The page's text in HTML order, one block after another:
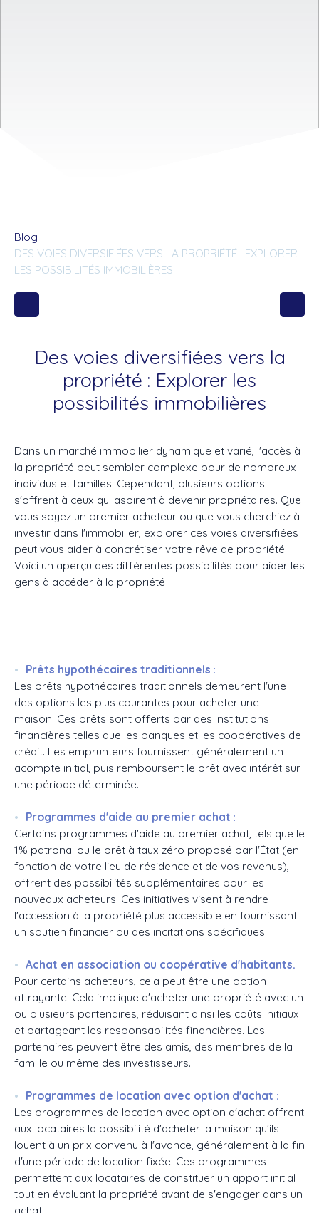
Blog
DES VOIES DIVERSIFIÉES VERS LA PROPRIÉTÉ : EXPLORER
LES POSSIBILITÉS IMMOBILIÈRES
Des voies diversifiées vers la
propriété : Explorer les
possibilités immobilières
Dans un marché immobilier dynamique et varié, l'accès à
la propriété peut sembler complexe pour de nombreux
individus et familles. Cependant, plusieurs options
s'offrent à ceux qui aspirent à devenir propriétaires. Que
vous soyez un premier acheteur ou que vous cherchiez à
investir dans l'immobilier, explorer ces voies diversifiées
peut vous aider à concrétiser votre rêve de propriété.
Voici un aperçu des différentes possibilités pour aider les
gens à accéder à la propriété :
Prêts hypothécaires traditionnels :
Les prêts hypothécaires traditionnels demeurent l'une
des options les plus courantes pour acheter une
maison. Ces prêts sont offerts par des institutions
financières telles que les banques et les coopératives de
crédit. Les emprunteurs fournissent généralement un
acompte initial, puis remboursent le prêt avec intérêt sur
une période déterminée.
Programmes d'aide au premier achat :
Certains programmes d'aide au premier achat, tels que le
1% patronal ou le prêt à taux zéro proposé par l'État (en
fonction de votre lieu de résidence et de vos revenus),
offrent des possibilités supplémentaires pour les
nouveaux acheteurs. Ces initiatives visent à rendre
l'accession à la propriété plus accessible en fournissant
un soutien financier ou des incitations spécifiques.
Achat en association ou coopérative d'habitants.
Pour certains acheteurs, cela peut être une option
attrayante. Cela implique d'acheter une propriété avec un
ou plusieurs partenaires, réduisant ainsi les coûts initiaux
et partageant les responsabilités financières. Les
partenaires peuvent être des amis, des membres de la
famille ou même des investisseurs.
Programmes de location avec option d'achat :
Les programmes de location avec option d'achat offrent
aux locataires la possibilité d'acheter la maison qu'ils
louent à un prix convenu à l'avance, généralement à la fin
d'une période de location fixée. Ces programmes
permettent aux locataires de constituer un apport initial
tout en évaluant la propriété avant de s'engager dans un